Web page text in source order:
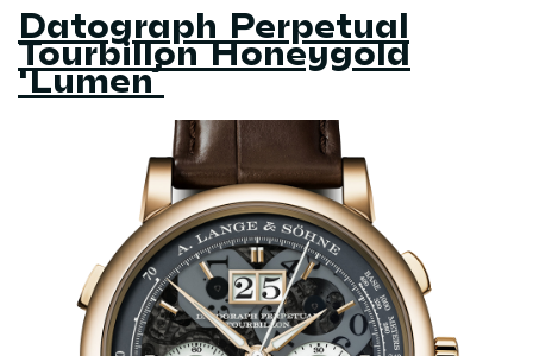
content
Datograph Perpetual
Tourbillon Honeygold
'Lumen’